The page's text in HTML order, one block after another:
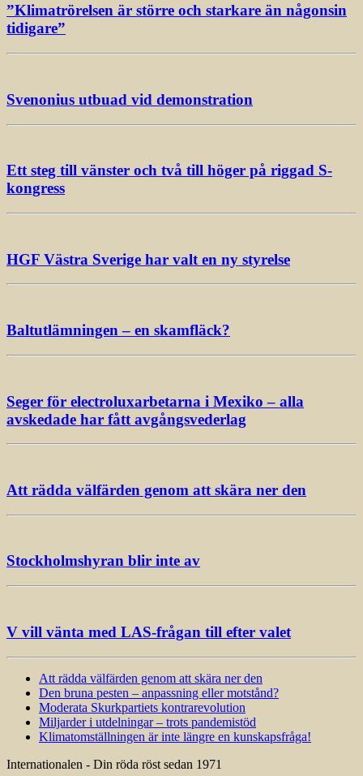
”Klimatrörelsen är större och starkare än någonsin
tidigare”
Svenonius utbuad vid demonstration
Ett steg till vänster och två till höger på riggad S-
kongress
HGF Västra Sverige har valt en ny styrelse
Baltutlämningen – en skamfläck?
Seger för electroluxarbetarna i Mexiko – alla
avskedade har fått avgångsvederlag
Att rädda välfärden genom att skära ner den
Stockholmshyran blir inte av
V vill vänta med LAS-frågan till efter valet
Att rädda välfärden genom att skära ner den
Den bruna pesten – anpassning eller motstånd?
Moderata Skurkpartiets kontrarevolution
Miljarder i utdelningar – trots pandemistöd
Klimatomställningen är inte längre en kunskapsfråga!
Internationalen - Din röda röst sedan 1971